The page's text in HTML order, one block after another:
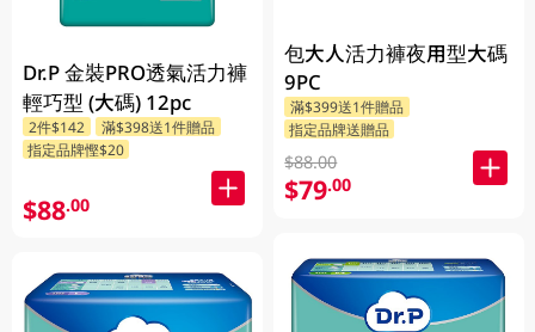
Dr.P 金裝PRO透氣活力褲
輕巧型 (大碼) 12pc
2件$142
滿$398送1件贈品
指定品牌慳$20
$88.00
包大人活力褲夜用型大碼
9PC
滿$399送1件贈品
指定品牌送贈品
$88.00
$79.00